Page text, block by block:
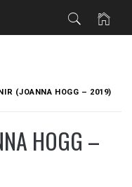
(JOANNA HOGG – 2019)
HOGG –